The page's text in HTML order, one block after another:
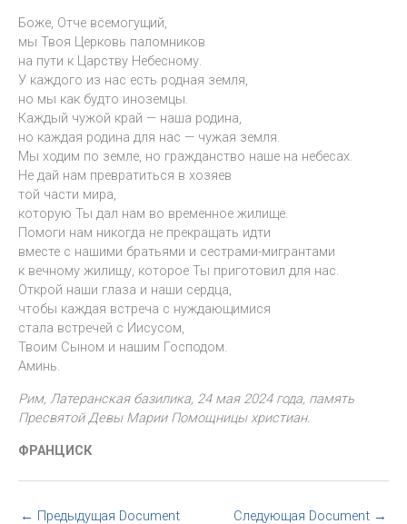
Боже, Отче всемогущий,
мы Твоя Церковь паломников
на пути к Царству Небесному.
У каждого из нас есть родная земля,
но мы как будто иноземцы.
Каждый чужой край — наша родина,
но каждая родина для нас — чужая земля.
Мы ходим по земле, но гражданство наше на небесах.
Не дай нам превратиться в хозяев
той части мира,
которую Ты дал нам во временное жилище.
Помоги нам никогда не прекращать идти
вместе с нашими братьями и сестрами-мигрантами
к вечному жилищу, которое Ты приготовил для нас.
Открой наши глаза и наши сердца,
чтобы каждая встреча с нуждающимися
стала встречей с Иисусом,
Твоим Сыном и нашим Господом.
Аминь.
Рим, Латеранская базилика, 24 мая 2024 года, память
Пресвятой Девы Марии Помощницы христиан.
ФРАНЦИСК
← Предыдущая Document Следующая Document →